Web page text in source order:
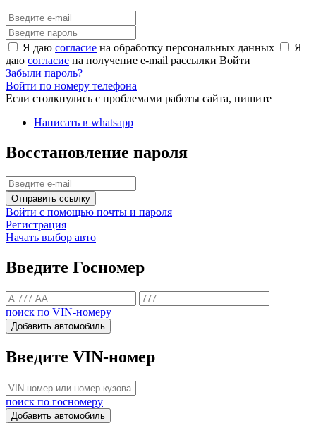
Я даю согласие на обработку персональных данных
Я
даю согласие на получение e-mail рассылки Войти
Забыли пароль?
Войти по номеру телефона
Если столкнулись с проблемами работы сайта, пишите
Написать в whatsapp
Восстановление пароля
Отправить ссылку
Войти с помощью почты и пароля
Регистрация
Начать выбор авто
Введите Госномер
поиск по VIN-номеру
Добавить автомобиль
Введите VIN-номер
поиск по госномеру
Добавить автомобиль